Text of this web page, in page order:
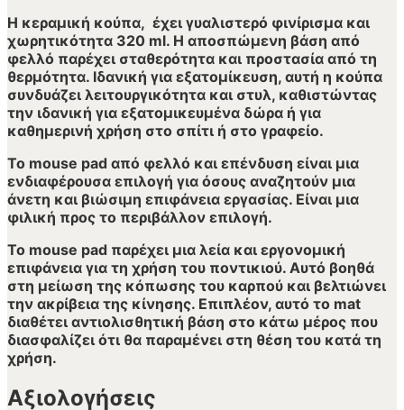
Η κεραμική κούπα, έχει γυαλιστερό φινίρισμα και
χωρητικότητα 320 ml. Η αποσπώμενη βάση από
φελλό παρέχει σταθερότητα και προστασία από τη
θερμότητα. Ιδανική για εξατομίκευση, αυτή η κούπα
συνδυάζει λειτουργικότητα και στυλ, καθιστώντας
την ιδανική για εξατομικευμένα δώρα ή για
καθημερινή χρήση στο σπίτι ή στο γραφείο.
Το mouse pad από φελλό και επένδυση είναι μια
ενδιαφέρουσα επιλογή για όσους αναζητούν μια
άνετη και βιώσιμη επιφάνεια εργασίας. Είναι μια
φιλική προς το περιβάλλον επιλογή.
Το mouse pad παρέχει μια λεία και εργονομική
επιφάνεια για τη χρήση του ποντικιού. Αυτό βοηθά
στη μείωση της κόπωσης του καρπού και βελτιώνει
την ακρίβεια της κίνησης. Επιπλέον, αυτό το mat
διαθέτει αντιολισθητική βάση στο κάτω μέρος που
διασφαλίζει ότι θα παραμένει στη θέση του κατά τη
χρήση.
Αξιολογήσεις